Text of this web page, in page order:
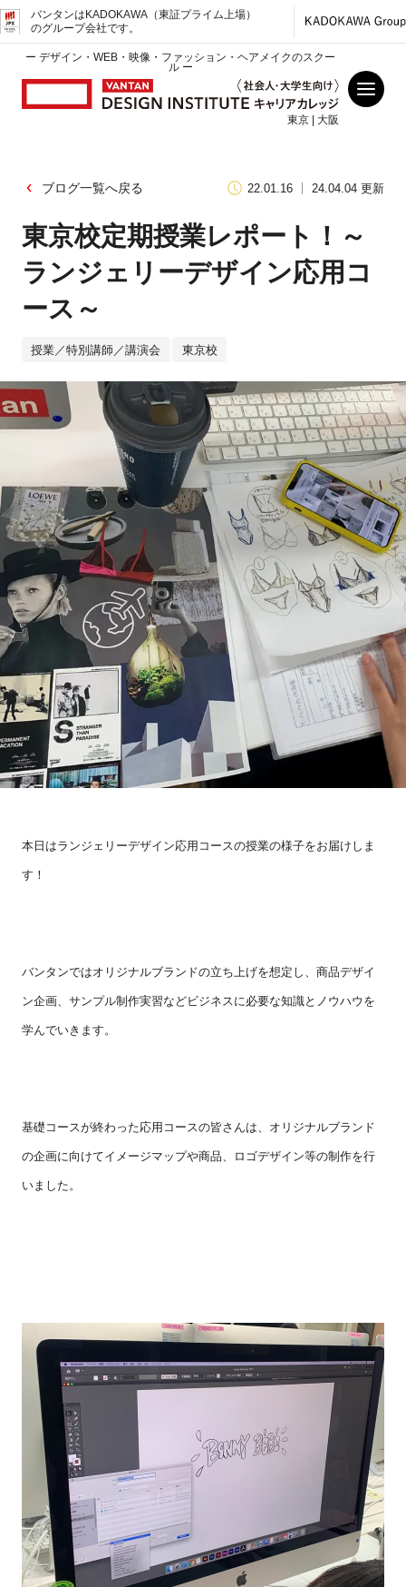
バンタンはKADOKAWA（東証プライム上場）
のグループ会社です。
ー デザイン・WEB・映像・ファッション・ヘアメイクのスクー
ル ー
東京 | 大阪
ブログ一覧へ戻る 22.01.16 24.04.04 更新
東京校定期授業レポート！～
ランジェリーデザイン応用コ
ース～
授業／特別講師／講演会 東京校
本日はランジェリーデザイン応用コースの授業の様子をお届けしま
す！
バンタンではオリジナルブランドの立ち上げを想定し、商品デザイ
ン企画、サンプル制作実習などビジネスに必要な知識とノウハウを
学んでいきます。
基礎コースが終わった応用コースの皆さんは、オリジナルブランド
の企画に向けてイメージマップや商品、ロゴデザイン等の制作を行
いました。